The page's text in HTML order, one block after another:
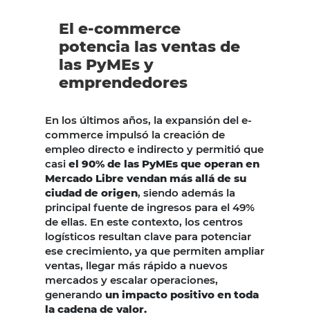
El e-commerce
potencia las ventas de
las PyMEs y
emprendedores
En los últimos años, la expansión del e-
commerce impulsó la creación de
empleo directo e indirecto y permitió que
casi el 90% de las PyMEs que operan en
Mercado Libre vendan más allá de su
ciudad de origen, siendo además la
principal fuente de ingresos para el 49%
de ellas. En este contexto, los centros
logísticos resultan clave para potenciar
ese crecimiento, ya que permiten ampliar
ventas, llegar más rápido a nuevos
mercados y escalar operaciones,
generando un impacto positivo en toda
la cadena de valor.